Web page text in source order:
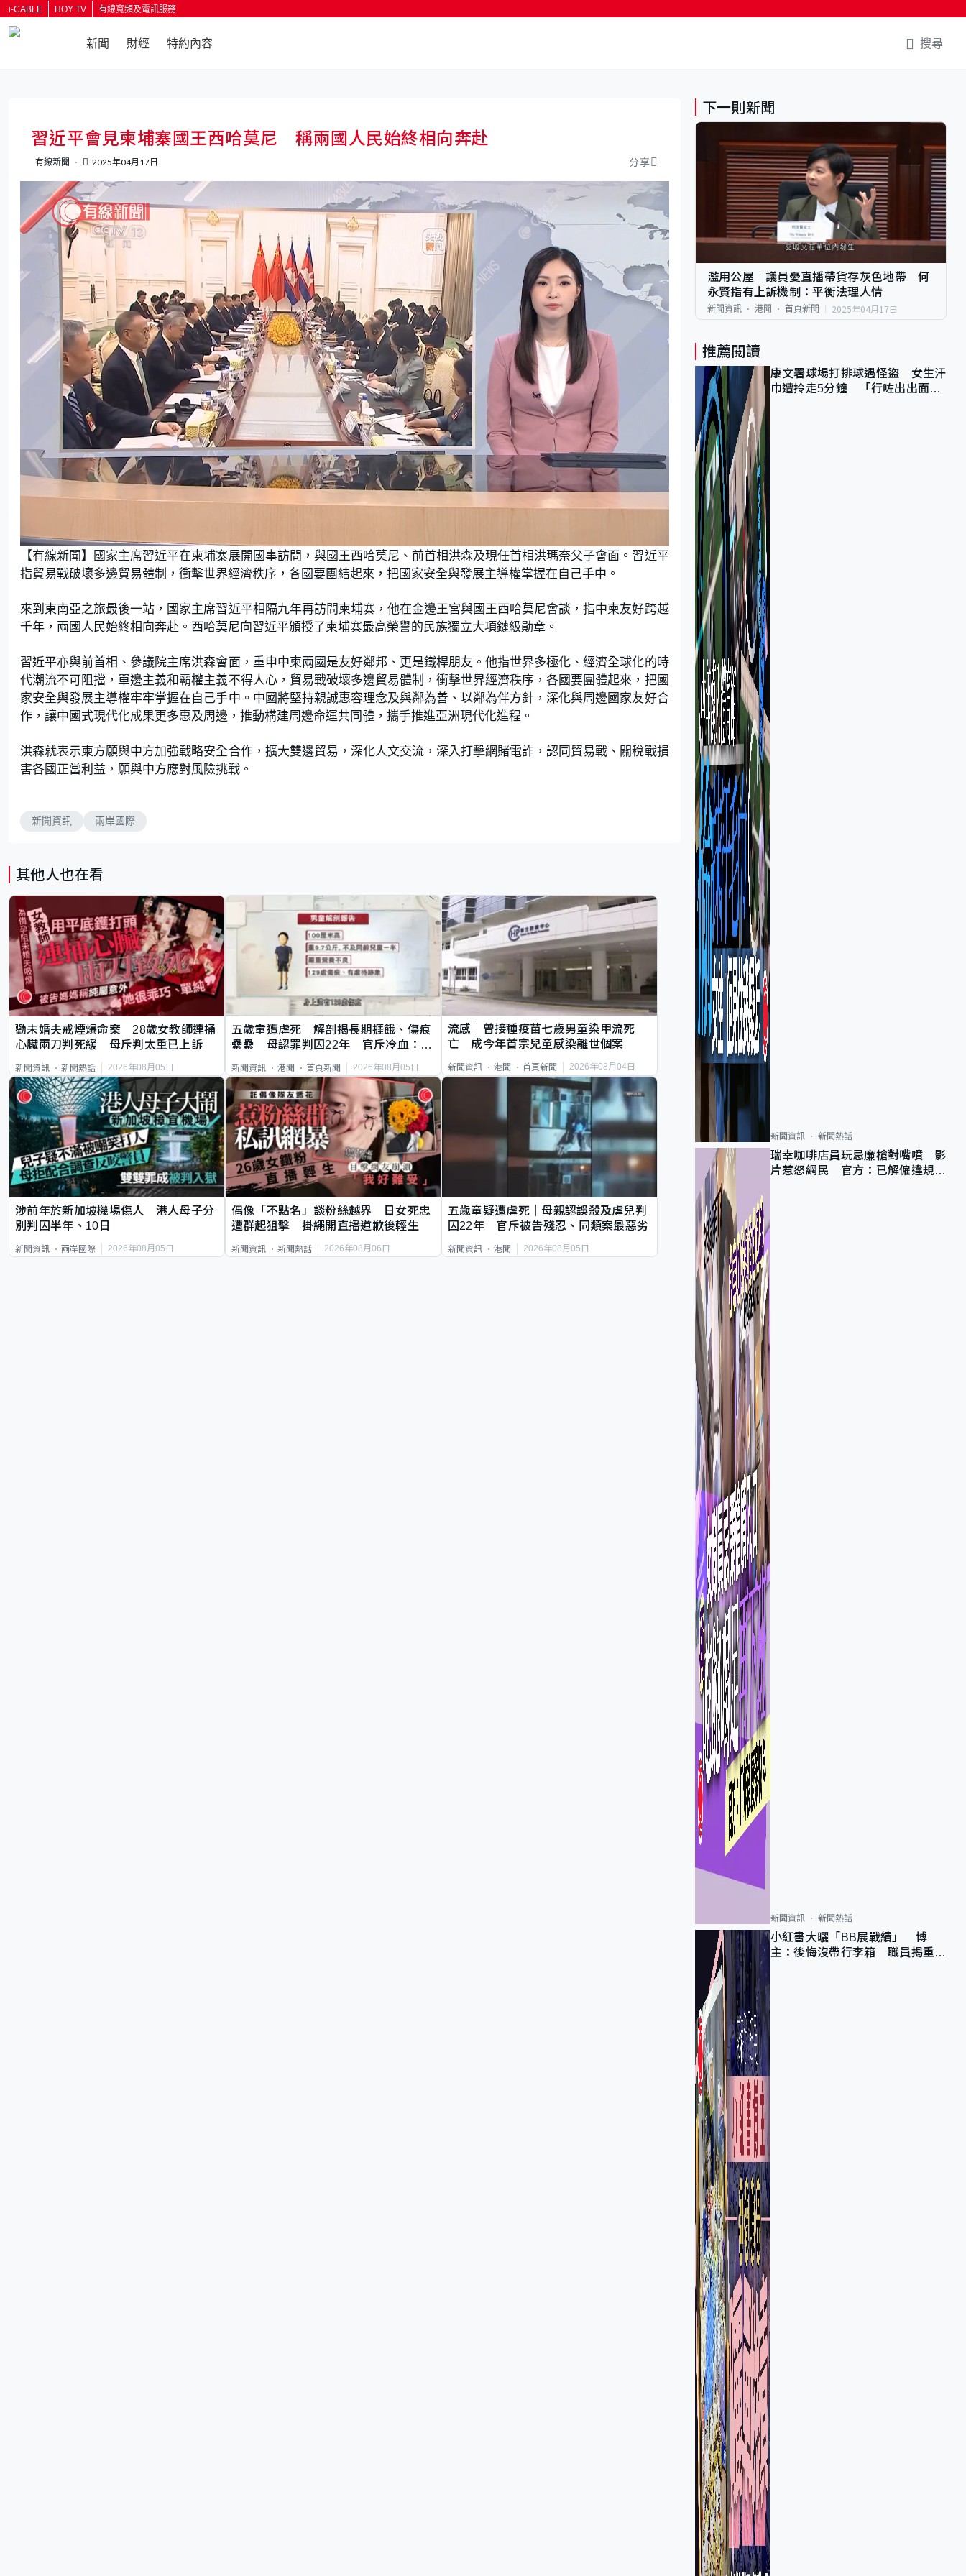
i-CABLE HOY TV 有線寬頻及電訊服務
新聞 財經 特約內容 搜尋
習近平會見柬埔寨國王西哈莫尼 稱兩國人民始終相向奔赴
有線新聞 2025年04月17日 分享
U
n
m
u
t
e
o
a
d
d
:
6
%
【有線新聞】國家主席習近平在柬埔寨展開國事訪問，與國王西哈莫尼、前首相洪森及現任首相洪瑪奈父子會面。習近平
指貿易戰破壞多邊貿易體制，衝擊世界經濟秩序，各國要團結起來，把國家安全與發展主導權掌握在自己手中。
來到東南亞之旅最後一站，國家主席習近平相隔九年再訪問柬埔寨，他在金邊王宮與國王西哈莫尼會談，指中柬友好跨越
千年，兩國人民始終相向奔赴。西哈莫尼向習近平頒授了柬埔寨最高榮譽的民族獨立大項鏈級勛章。
習近平亦與前首相、參議院主席洪森會面，重申中柬兩國是友好鄰邦、更是鐵桿朋友。他指世界多極化、經濟全球化的時
代潮流不可阻擋，單邊主義和霸權主義不得人心，貿易戰破壞多邊貿易體制，衝擊世界經濟秩序，各國要團體起來，把國
家安全與發展主導權牢牢掌握在自己手中。中國將堅持親誠惠容理念及與鄰為善、以鄰為伴方針，深化與周邊國家友好合
作，讓中國式現代化成果更多惠及周邊，推動構建周邊命運共同體，攜手推進亞洲現代化進程。
洪森就表示柬方願與中方加強戰略安全合作，擴大雙邊貿易，深化人文交流，深入打擊網賭電詐，認同貿易戰、關稅戰損
害各國正當利益，願與中方應對風險挑戰。
新聞資訊 兩岸國際
其他人也在看
勸未婚夫戒煙爆命案 28歲女教師連捅
心臟兩刀判死緩 母斥判太重已上訴
新聞資訊 新聞熱話 2026年08月05日
五歲童遭虐死｜解剖揭長期捱餓、傷痕
纍纍 母認罪判囚22年 官斥冷血：同
新聞資訊 港聞 首頁新聞 2026年08月05日
流感｜曾接種疫苗七歲男童染甲流死
亡 成今年首宗兒童感染離世個案
新聞資訊 港聞 首頁新聞 2026年08月04日
涉前年於新加坡機場傷人 港人母子分
別判囚半年、10日
新聞資訊 兩岸國際 2026年08月05日
偶像「不點名」談粉絲越界 日女死忠
遭群起狙擊 掛繩開直播道歉後輕生
新聞資訊 新聞熱話 2026年08月06日
五歲童疑遭虐死｜母親認誤殺及虐兒判
囚22年 官斥被告殘忍、同類案最惡劣
新聞資訊 港聞 2026年08月05日
下一則新聞
濫用公屋｜議員憂直播帶貨存灰色地帶 何
永賢指有上訴機制：平衡法理人情
新聞資訊 港聞 首頁新聞 2025年04月17日
推薦閱讀
康文署球場打排球遇怪盜 女生汗
巾遭拎走5分鐘 「行咗出出面唔
新聞資訊 新聞熱話
瑞幸咖啡店員玩忌廉槍對嘴噴 影
片惹怒網民 官方：已解僱違規員
新聞資訊 新聞熱話
小紅書大曬「BB展戰績」 博
主：後悔沒帶行李箱 職員揭重複